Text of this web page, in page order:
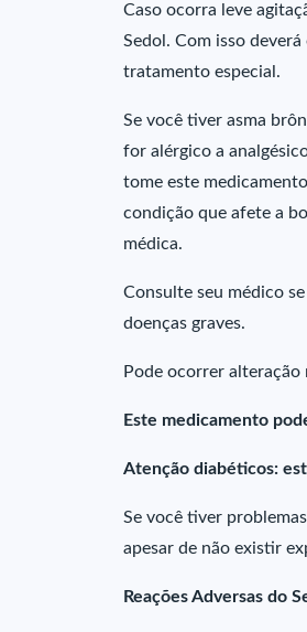
Caso ocorra leve
Sedol. Com isso
tratamento especial.
Se você tiver asma
for alérgico a
tome este
condição que afete a
médica.
Consulte seu médico
doenças graves.
Pode ocorrer alteração
Este medicamento
Atenção diabéticos:
Se você tiver
apesar de não existir
Reações Adversas do